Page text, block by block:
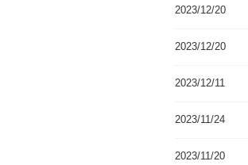
2023/12/20
2023/12/20
2023/12/11
2023/11/24
2023/11/20